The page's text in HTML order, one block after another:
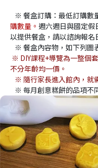
※ 餐盒訂購：最低訂購數
購數量。 週六週日與國定假
以提供餐盒，請以諮詢報名
※ 餐盒內容物，如下列圖
※ DIY課程+導覽為一整個
不分年齡均一價。
※ 隨行家長進入館內，
※ 每月創意糕餅的品項